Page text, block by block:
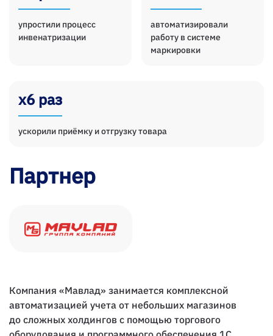
упростили процесс
инвенатризации
автоматизировали
работу в системе
маркировки
х6 раз
ускорили приёмку и отгрузку товара
Партнер
Компания «Мавлад» занимается комплексной
автоматизацией учета от небольших магазинов
до сложных холдингов с помощью торгового